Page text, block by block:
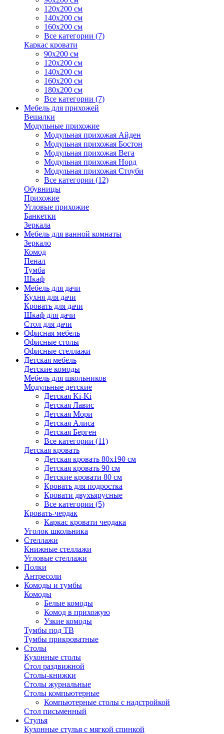
120х200 см
140х200 см
160х200 см
Все категории (7)
Каркас кровати
90х200 см
120х200 см
140х200 см
160х200 см
180х200 см
Все категории (7)
Мебель для прихожей
Вешалки
Модульные прихожие
Модульная прихожая Айден
Модульная прихожая Бостон
Модульная прихожая Вега
Модульная прихожая Норд
Модульная прихожая Стоуби
Все категории (12)
Обувницы
Прихожие
Угловые прихожие
Банкетки
Зеркала
Мебель для ванной комнаты
Зеркало
Комод
Пенал
Тумба
Шкаф
Мебель для дачи
Кухня для дачи
Кровать для дачи
Шкаф для дачи
Стол для дачи
Офисная мебель
Офисные столы
Офисные стеллажи
Детская мебель
Детские комоды
Мебель для школьников
Модульные детские
Детская Ki-Ki
Детская Лавис
Детская Мори
Детская Алиса
Детская Берген
Все категории (11)
Детская кровать
Детская кровать 80х190 см
Детская кровать 90 см
Детские кровати 80 см
Кровать для подростка
Кровати двухъярусные
Все категории (5)
Кровать-чердак
Каркас кровати чердака
Уголок школьника
Стеллажи
Книжные стеллажи
Угловые стеллажи
Полки
Антресоли
Комоды и тумбы
Комоды
Белые комоды
Комод в прихожую
Узкие комоды
Тумбы под ТВ
Тумбы прикроватные
Столы
Кухонные столы
Стол раздвижной
Столы-книжки
Столы журнальные
Столы компьютерные
Компьютерные столы с надстройкой
Стол письменный
Стулья
Кухонные стулья с мягкой спинкой